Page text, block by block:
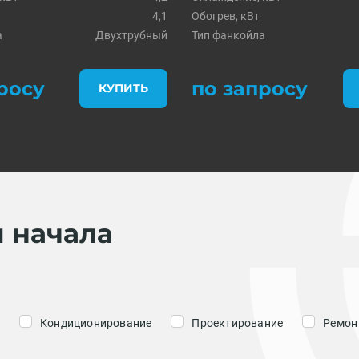
4,1
Двухтрубный
КУПИТЬ
Обогрев, кВт
Тип фанкойла
по запросу
начала
Кондиционирование Проектирование